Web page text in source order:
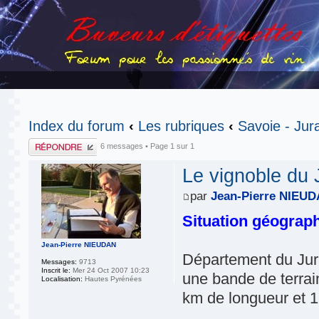
Index du forum ‹ Les rubriques ‹ Savoie -
Publier une
réponse
6 messages • Page 1 sur 1
Le vignoble du
parJean-Pierre
Situation
Département du
une bande de
km de longueur et
Jean-Pierre NIEUDAN
Messages: 9713
Inscrit le: Mer 24 Oct 2007 10:23
Localisation: Hautes Pyrénées